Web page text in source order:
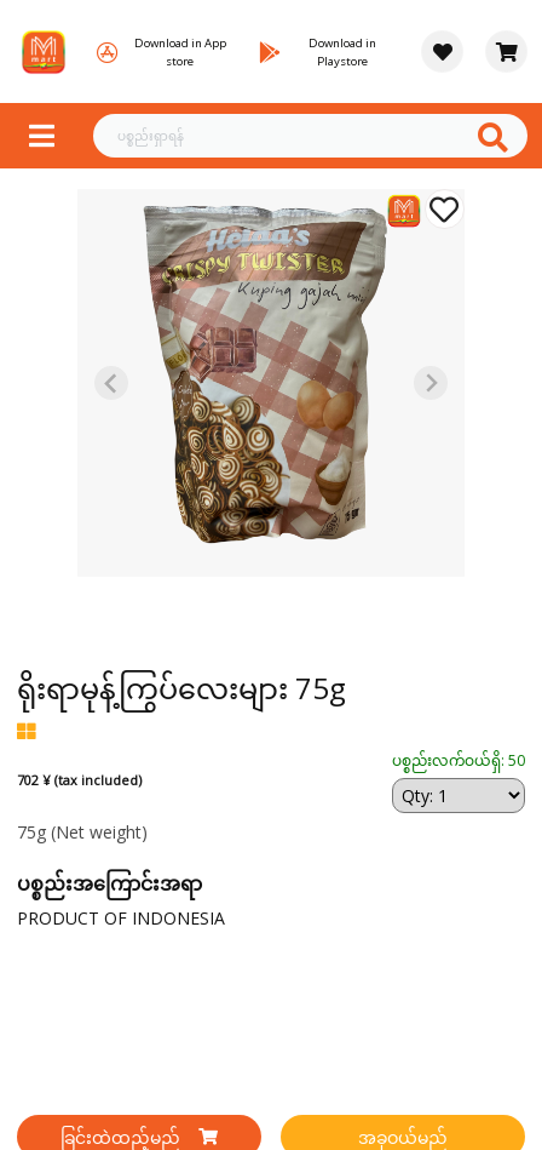
Download in App
store
Download in
Playstore
ရိုးရာမုန့်ကြွပ်လေးများ 75g
702 ¥ (tax included)
ပစ္စည်းလက်ဝယ်ရှိ: 50
75g (Net weight)
ပစ္စည်းအကြောင်းအရာ
PRODUCT OF INDONESIA
ခြင်းထဲထည့်မည် အခုဝယ်မည်